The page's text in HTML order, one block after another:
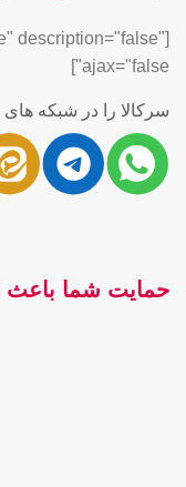
description="false"
ajax="false"]
سرکالا را در شبکه های
حمایت شما باعث